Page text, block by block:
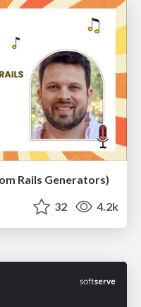
Rails Generators)
32 4.2k